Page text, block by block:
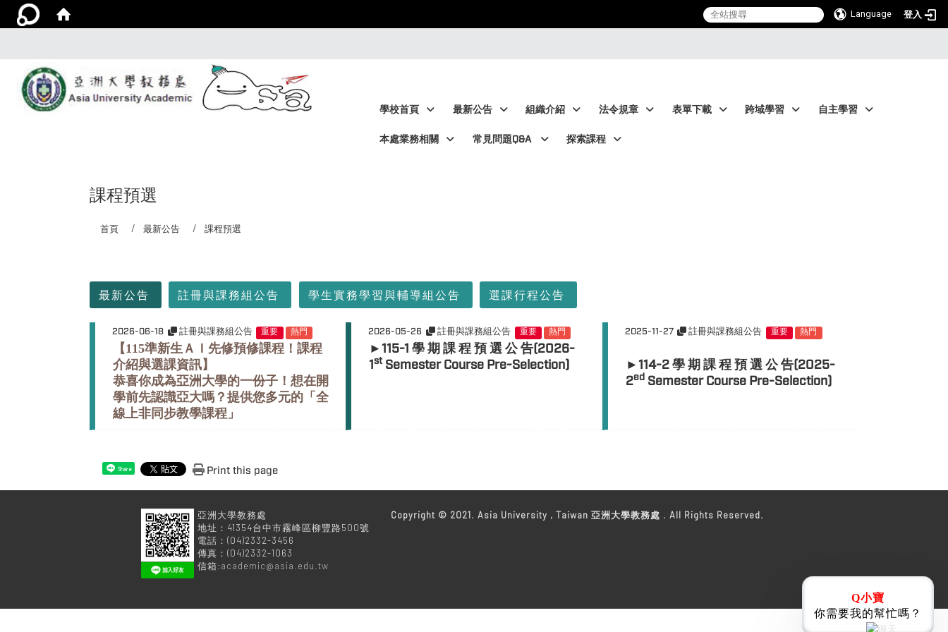
Language 登入
學校首頁 最新公告 組織介紹 法令規章 表單下載 跨域學習 自主學習
本處業務相關 常見問題Q&A 探索課程
課程預選
首頁 最新公告 課程預選
最新公告 註冊與課務組公告 學生實務學習與輔導組公告 選課行程公告
2026-06-18 註冊與課務組公告 重要 熱門
【115準新生ＡＩ先修預修課程！課程
介紹與選課資訊】
恭喜你成為亞洲大學的一份子！想在開
學前先認識亞大嗎？提供您多元的「全
線上非同步教學課程」
2026-05-26 註冊與課務組公告 重要 熱門
►115-1 學 期 課 程 預 選 公 告(2026-
1st Semester Course Pre-Selection)
2025-11-27 註冊與課務組公告 重要 熱門
►114-2 學 期 課 程 預 選 公 告(2025-
2edSemester Course Pre-Selection)
Share Print this page
亞洲大學教務處
地址：41354台中市霧峰區柳豐路500號
電話：(04)2332-3456
傳真：(04)2332-1063
信箱:academic@asia.edu.tw
Copyright © 2021. Asia University , Taiwan 亞洲大學教務處 . All Rights Reserved.
Q小寶
你需要我的幫忙嗎？